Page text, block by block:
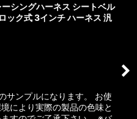
シングハーネス シートベル
ック式 3インチ ハーネス 汎
サンプルになります。 お使
により実際の製品の色味と